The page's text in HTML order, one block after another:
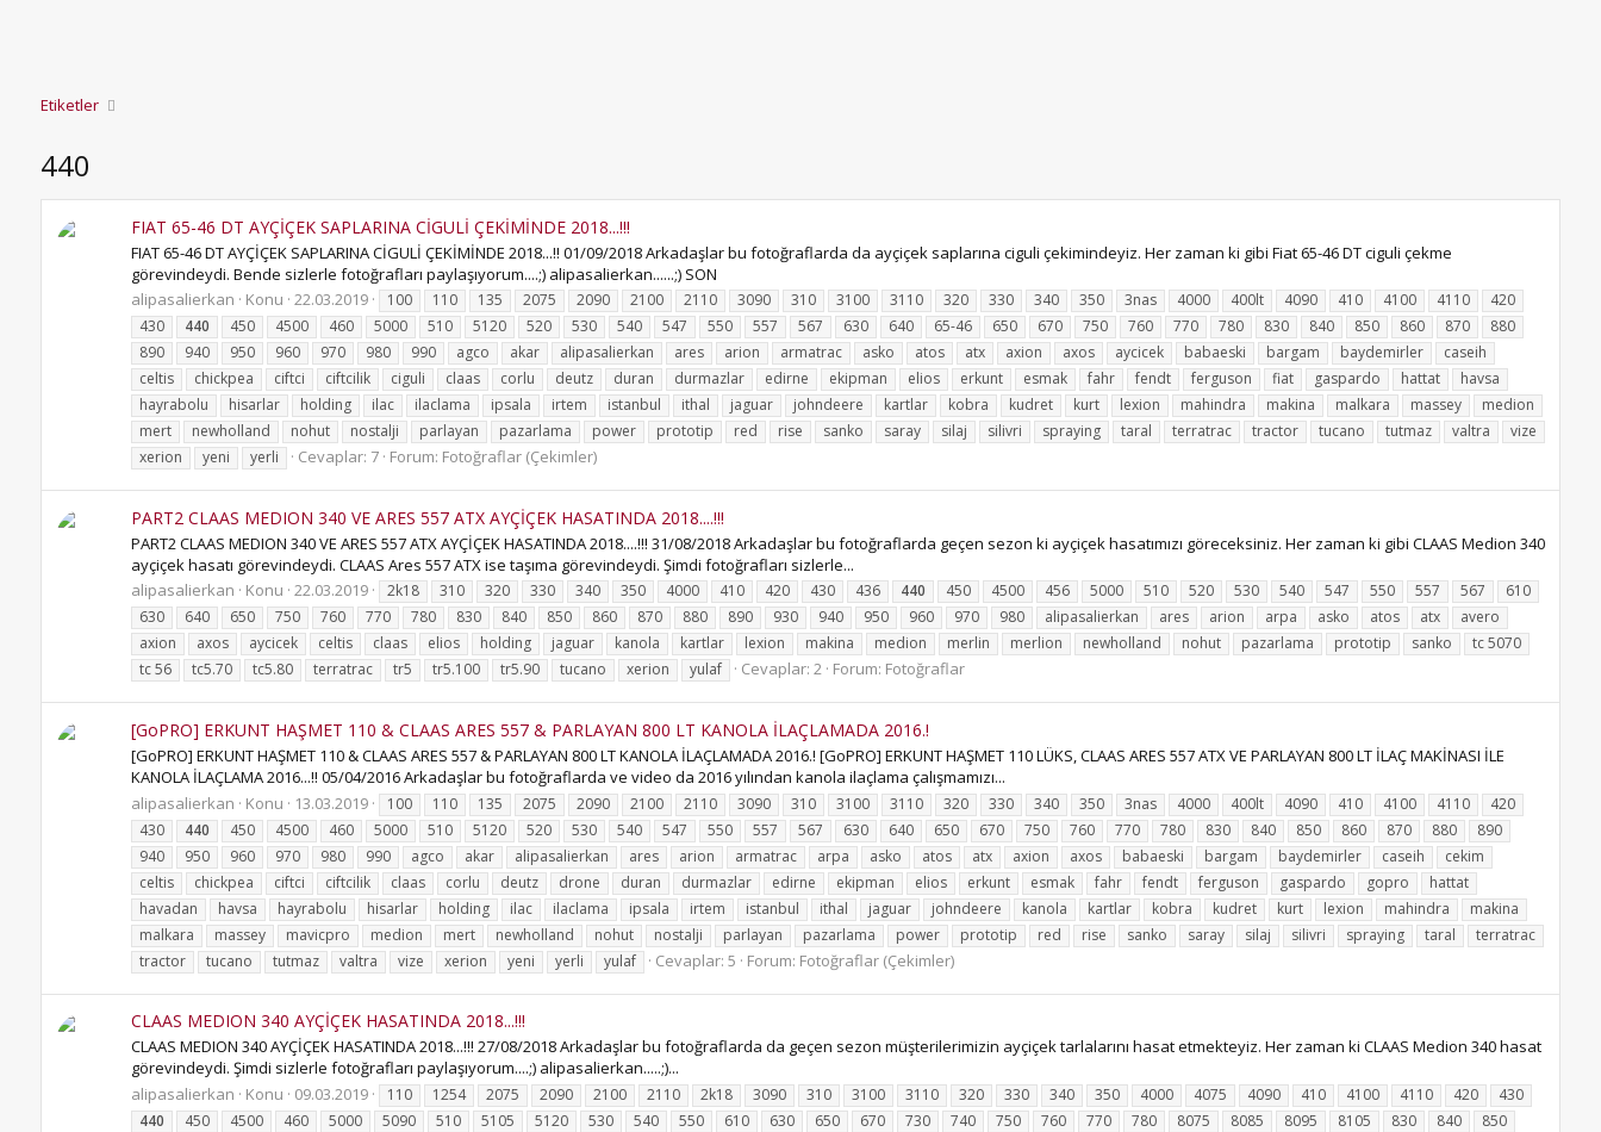
Etiketler
440
FIAT 65-46 DT AYÇİÇEK SAPLARINA CİGULİ ÇEKİMİNDE 2018...!!!
FIAT 65-46 DT AYÇİÇEK SAPLARINA CİGULİ ÇEKİMİNDE 2018...!! 01/09/2018 Arkadaşlar bu fotoğraflarda da ayçiçek saplarına ciguli çekimindeyiz. Her zaman ki gibi Fiat 65-46 DT ciguli çekme
görevindeydi. Bende sizlerle fotoğrafları paylaşıyorum....;) alipasalierkan......;) SON
alipasalierkan
Konu 22.03.2019 100 110 135 2075 2090 2100 2110 3090 310 3100 3110 320 330 340 350 3nas 4000 400lt 4090 410 4100 4110
420
430
440 450 4500 460 5000 510 5120 520 530 540 547 550 557 567 630 640 65-46 650 670 750 760 770 780 830 840 850 860 870
880
890
940 950 960 970 980 990 agco akar alipasalierkan ares arion armatrac asko atos atx axion axos aycicek babaeski bargam baydemirler
caseih
celtis
chickpea ciftci ciftcilik ciguli claas corlu deutz duran durmazlar edirne ekipman elios erkunt esmak fahr fendt ferguson fiat gaspardo hattat
havsa
hayrabolu
hisarlar holding ilac ilaclama ipsala irtem istanbul ithal jaguar johndeere kartlar kobra kudret kurt lexion mahindra makina malkara massey
medion
mert
newholland nohut nostalji parlayan pazarlama power prototip red rise sanko saray silaj silivri spraying taral terratrac tractor tucano tutmaz valtra
vize
xerion
yeni yerli Cevaplar: 7 Forum: Fotoğraflar (Çekimler)
PART2 CLAAS MEDION 340 VE ARES 557 ATX AYÇİÇEK HASATINDA 2018....!!!
PART2 CLAAS MEDION 340 VE ARES 557 ATX AYÇİÇEK HASATINDA 2018....!!! 31/08/2018 Arkadaşlar bu fotoğraflarda geçen sezon ki ayçiçek hasatımızı göreceksiniz. Her zaman ki gibi CLAAS Medion 340
ayçiçek hasatı görevindeydi. CLAAS Ares 557 ATX ise taşıma görevindeydi. Şimdi fotoğrafları sizlerle...
alipasalierkan
Konu 22.03.2019 2k18 310 320 330 340 350 4000 410 420 430 436 440 450 4500 456 5000 510 520 530 540 547 550 557 567
610
630
640 650 750 760 770 780 830 840 850 860 870 880 890 930 940 950 960 970 980 alipasalierkan ares arion arpa asko atos atx
avero
axion
axos aycicek celtis claas elios holding jaguar kanola kartlar lexion makina medion merlin merlion newholland nohut pazarlama prototip sanko
tc 5070
tc 56
tc5.70 tc5.80 terratrac tr5 tr5.100 tr5.90 tucano xerion yulaf Cevaplar: 2 Forum: Fotoğraflar
[GoPRO] ERKUNT HAŞMET 110 & CLAAS ARES 557 & PARLAYAN 800 LT KANOLA İLAÇLAMADA 2016.!
[GoPRO] ERKUNT HAŞMET 110 & CLAAS ARES 557 & PARLAYAN 800 LT KANOLA İLAÇLAMADA 2016.! [GoPRO] ERKUNT HAŞMET 110 LÜKS, CLAAS ARES 557 ATX VE PARLAYAN 800 LT İLAÇ MAKİNASI İLE
KANOLA İLAÇLAMA 2016...!! 05/04/2016 Arkadaşlar bu fotoğraflarda ve video da 2016 yılından kanola ilaçlama çalışmamızı...
alipasalierkan
Konu 13.03.2019 100 110 135 2075 2090 2100 2110 3090 310 3100 3110 320 330 340 350 3nas 4000 400lt 4090 410 4100 4110
420
430
440 450 4500 460 5000 510 5120 520 530 540 547 550 557 567 630 640 650 670 750 760 770 780 830 840 850 860 870 880
890
940
950 960 970 980 990 agco akar alipasalierkan ares arion armatrac arpa asko atos atx axion axos babaeski bargam baydemirler caseih
cekim
celtis
chickpea ciftci ciftcilik claas corlu deutz drone duran durmazlar edirne ekipman elios erkunt esmak fahr fendt ferguson gaspardo gopro
hattat
havadan
havsa hayrabolu hisarlar holding ilac ilaclama ipsala irtem istanbul ithal jaguar johndeere kanola kartlar kobra kudret kurt lexion mahindra
makina
malkara
massey mavicpro medion mert newholland nohut nostalji parlayan pazarlama power prototip red rise sanko saray silaj silivri spraying taral
terratrac
tractor
tucano tutmaz valtra vize xerion yeni yerli yulaf Cevaplar: 5 Forum: Fotoğraflar (Çekimler)
CLAAS MEDION 340 AYÇİÇEK HASATINDA 2018...!!!
CLAAS MEDION 340 AYÇİÇEK HASATINDA 2018...!!! 27/08/2018 Arkadaşlar bu fotoğraflarda da geçen sezon müşterilerimizin ayçiçek tarlalarını hasat etmekteyiz. Her zaman ki CLAAS Medion 340 hasat
görevindeydi. Şimdi sizlerle fotoğrafları paylaşıyorum....;) alipasalierkan.....;)...
alipasalierkan
Konu 09.03.2019 110 1254 2075 2090 2100 2110 2k18 3090 310 3100 3110 320 330 340 350 4000 4075 4090 410 4100 4110 420
430
440
450 4500 460 5000 5090 510 5105 5120 530 540 550 610 630 650 670 730 740 750 760 770 780 8075 8085 8095 8105 830 840
850